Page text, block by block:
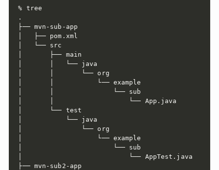
% tree
.
├── mvn-sub-app
│   ├── pom.xml
│   └── src
│       ├── main
│       │   └── java
│       │       └── org
│       │           └── example
│       │               └── sub
│       │                   └── App.java
│       └── test
│           └── java
│               └── org
│                   └── example
│                       └── sub
│                           └── AppTest.java
├── mvn-sub2-app